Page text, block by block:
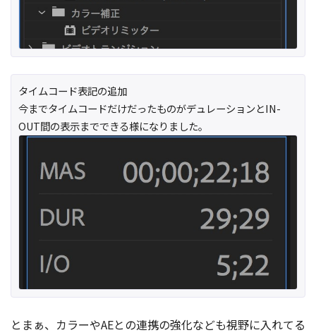
タイムコード表記の追加
今までタイムコードだけだったものがデュレーションとIN-
OUT間の表示までできる様になりました。
とまぁ、カラーやAEとの連携の強化なども視野に入れてる